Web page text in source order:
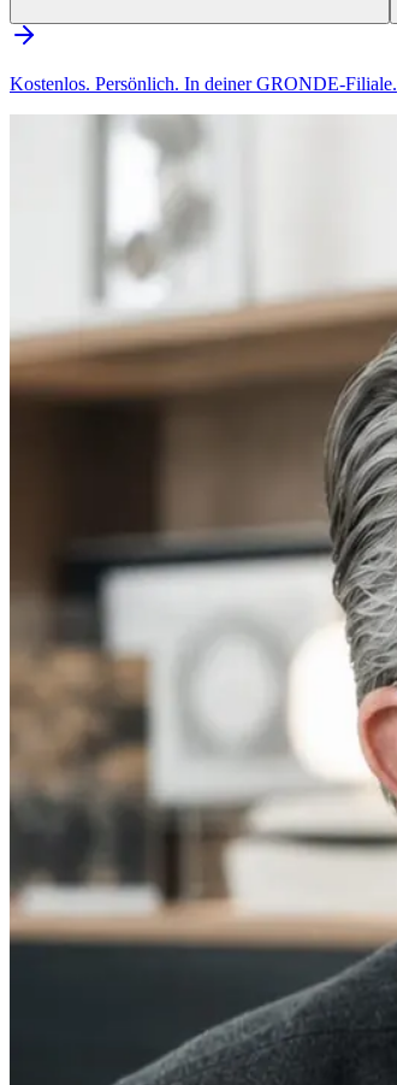
Kostenlos. Persönlich. In deiner GRONDE-Filiale.